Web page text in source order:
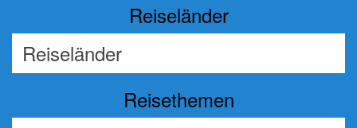
Reiseländer
Reisethemen